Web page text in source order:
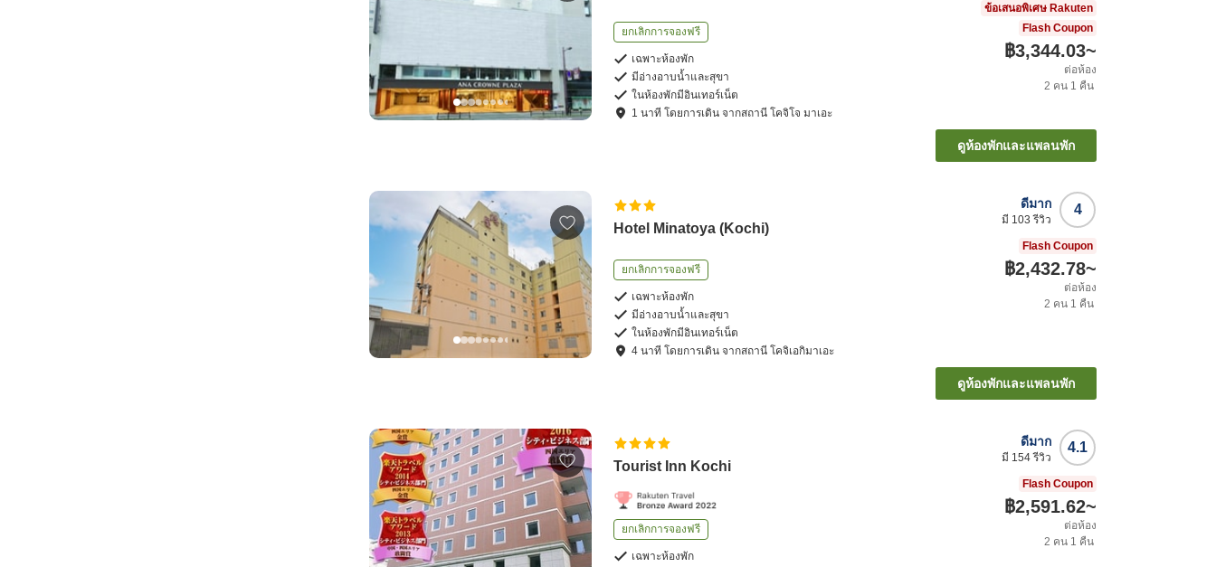
ยกเลิกการจองฟรี
เฉพาะห้องพัก
มีอ่างอาบน้ำและสุขา
ในห้องพักมีอินเทอร์เน็ต
1 นาที โดยการเดิน จากสถานี โคจิโจ มาเอะ
ข้อเสนอพิเศษ Rakuten
Flash Coupon
฿3,344.03~
ต่อห้อง
2 คน 1 คืน
ดูห้องพักและแพลนพัก
Hotel Minatoya (Kochi)
ยกเลิกการจองฟรี
เฉพาะห้องพัก
มีอ่างอาบน้ำและสุขา
ในห้องพักมีอินเทอร์เน็ต
4 นาที โดยการเดิน จาก สถานี โคจิเอกิมาเอะ
4
ดีมาก
มี 103 รีวิว
Flash Coupon
฿2,432.78~
ต่อห้อง
2 คน 1 คืน
ดูห้องพักและแพลนพัก
Tourist Inn Kochi
ยกเลิกการจองฟรี
เฉพาะห้องพัก
4.1
ดีมาก
มี 154รีวิว
Flash Coupon
฿2,591.62~
ต่อห้อง
2 คน 1 คืน